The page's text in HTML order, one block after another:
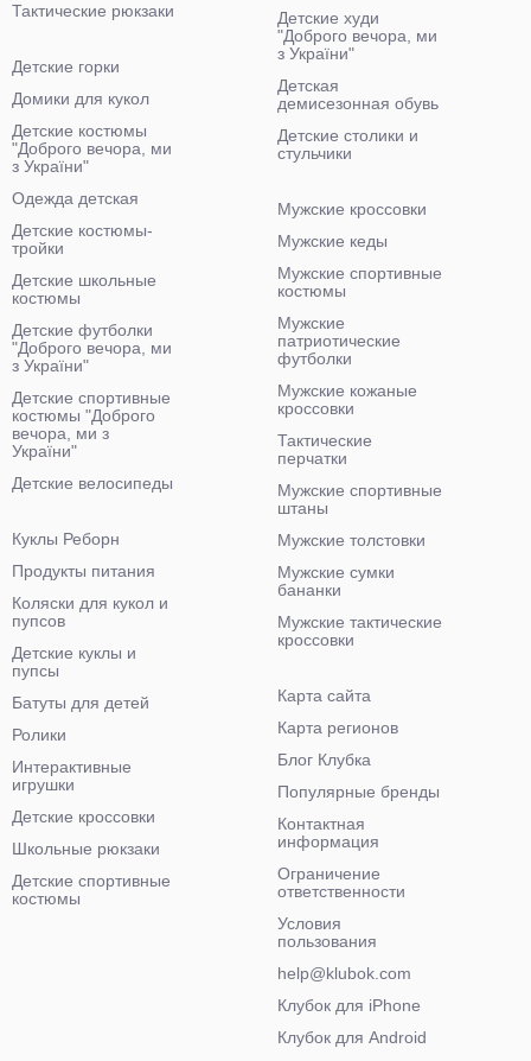
Тактические рюкзаки
Детские худи
"Доброго вечора, ми
з України"
Детская
демисезонная обувь
Детские столики и
стульчики
Детские горки
Домики для кукол
Детские костюмы
"Доброго вечора, ми
з України"
Одежда детская
Детские костюмы-
тройки
Детские школьные
костюмы
Детские футболки
"Доброго вечора, ми
з України"
Детские спортивные
костюмы "Доброго
вечора, ми з
України"
Детские велосипеды
Мужские кроссовки
Мужские кеды
Мужские спортивные
костюмы
Мужские
патриотические
футболки
Мужские кожаные
кроссовки
Тактические
перчатки
Мужские спортивные
штаны
Мужские толстовки
Мужские сумки
бананки
Мужские тактические
кроссовки
Куклы Реборн
Продукты питания
Коляски для кукол и
пупсов
Детские куклы и
пупсы
Батуты для детей
Ролики
Интерактивные
игрушки
Детские кроссовки
Школьные рюкзаки
Детские спортивные
костюмы
Карта сайта
Карта регионов
Блог Клубка
Популярные бренды
Контактная
информация
Ограничение
ответственности
Условия
пользования
help@klubok.com
Клубок для iPhone
Клубок для Android